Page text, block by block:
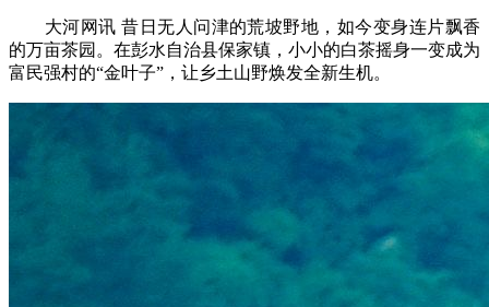
大河网讯 昔日无人问津的荒坡野地，如今变身连片飘香
的万亩茶园。在彭水自治县保家镇，小小的白茶摇身一变成为
富民强村的“金叶子”，让乡土山野焕发全新生机。